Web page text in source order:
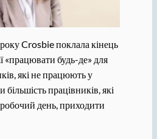
Crosbie поклала кінець
«працювати будь-де» для
які не працюють у
більшість працівників, які
день, приходити